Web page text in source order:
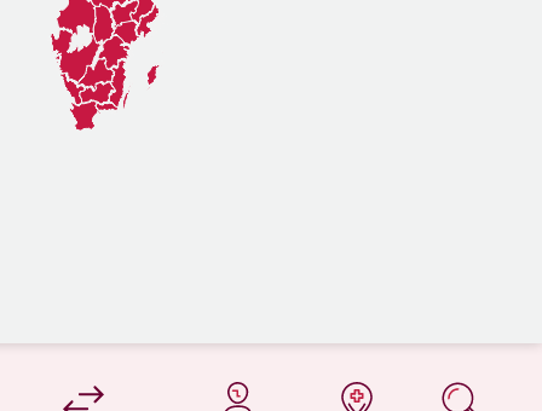
på 1177.se
på 1177.se
på 1177.se
på 1177.se